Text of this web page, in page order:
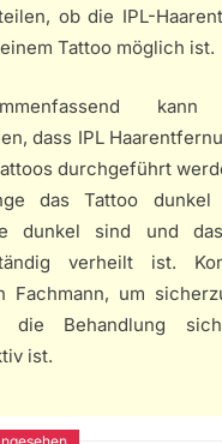
ob die IPL-
Tattoo möglich ist.
kann
dass IPL
durchgeführt
das Tattoo
dunkel sind und
verheilt ist.
Fachmann, um
die Behandlung
ist.